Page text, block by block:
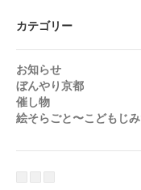
カテゴリー
お知らせ
ぼんやり京都
催し物
絵そらごと〜こどもじ